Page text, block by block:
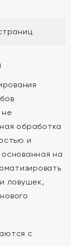
обработка
и
на
ловушек,
с